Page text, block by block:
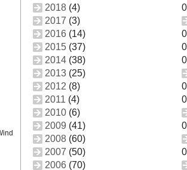
2018 (4)
2017 (3)
2016 (14)
2015 (37)
2014 (38)
2013 (25)
2012 (8)
2011 (4)
2010 (6)
2009 (41)
2008 (60)
2007 (50)
2006 (70)